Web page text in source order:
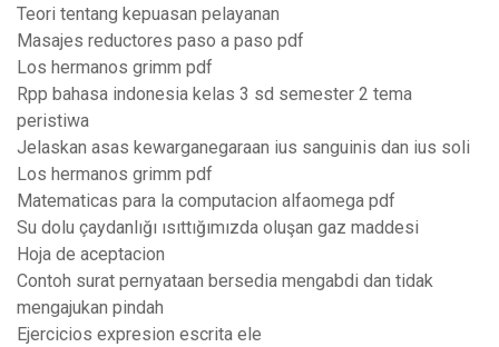
Teori tentang kepuasan pelayanan
Masajes reductores paso a paso pdf
Los hermanos grimm pdf
Rpp bahasa indonesia kelas 3 sd semester 2 tema
peristiwa
Jelaskan asas kewarganegaraan ius sanguinis dan ius soli
Los hermanos grimm pdf
Matematicas para la computacion alfaomega pdf
Su dolu çaydanlığı ısıttığımızda oluşan gaz maddesi
Hoja de aceptacion
Contoh surat pernyataan bersedia mengabdi dan tidak
mengajukan pindah
Ejercicios expresion escrita ele